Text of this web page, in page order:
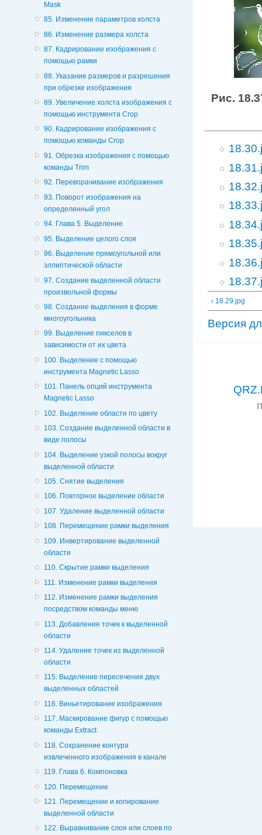
Mask
85. Изменение параметров холста
86. Изменение размера холста
87. Кадрирование изображения с
помощью рамки
88. Указание размеров и разрешения
при обрезке изображения
89. Увеличение холста изображения с
помощью инструмента Crop
90. Кадрирование изображения с
помощью команды Crop
91. Обрезка изображения с помощью
команды Trim
92. Переворачивание изображения
93. Поворот изображения на
определенный угол
94. Глава 5. Выделение
95. Выделение целого слоя
96. Выделение прямоугольной или
эллиптической области
97. Создание выделенной области
произвольной формы
98. Создание выделения в форме
многоугольника
99. Выделение пикселов в
зависимости от их цвета
100. Выделение с помощью
инструмента Magnetic Lasso
101. Панель опций инструмента
Magnetic Lasso
102. Выделение области по цвету
103. Создание выделенной области в
виде полосы
104. Выделение узкой полосы вокруг
выделенной области
105. Снятие выделения
106. Повторное выделение области
107. Удаление выделенной области
108. Перемещение рамки выделения
109. Инвертирование выделенной
области
110. Скрытие рамки выделения
111. Изменение рамки выделения
112. Изменение рамки выделения
посредством команды меню
113. Добавление точек к выделенной
области
114. Удаление точек из выделенной
области
115. Выделение пересечения двух
выделенных областей
116. Виньетирование изображения
117. Маскирование фигур с помощью
команды Extract
118. Сохранение контура
извлеченного изображения в канале
119. Глава 6. Компоновка
120. Перемещение
121. Перемещение и копирование
выделенной области
122. Выравнивание слоя или слоев по
Рис.
‹ 18.29.jpg
Версия